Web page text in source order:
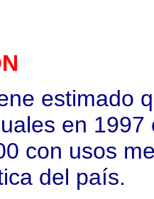
estimado
en
con usos
del país.